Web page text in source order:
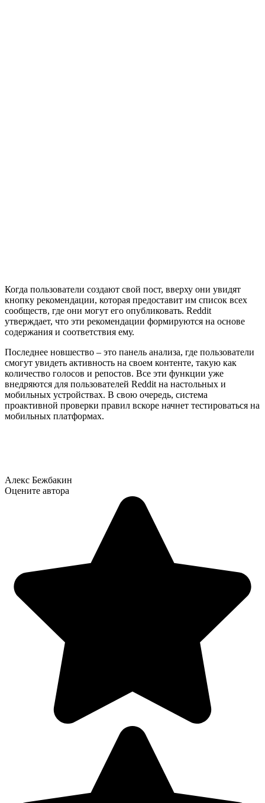
Когда пользователи создают свой пост, вверху они увидят
кнопку рекомендации, которая предоставит им список всех
сообществ, где они могут его опубликовать. Reddit
утверждает, что эти рекомендации формируются на основе
содержания и соответствия ему.
Последнее новшество – это панель анализа, где пользователи
смогут увидеть активность на своем контенте, такую как
количество голосов и репостов. Все эти функции уже
внедряются для пользователей Reddit на настольных и
мобильных устройствах. В свою очередь, система
проактивной проверки правил вскоре начнет тестироваться на
мобильных платформах.
Алекс Бежбакин
Оцените автора